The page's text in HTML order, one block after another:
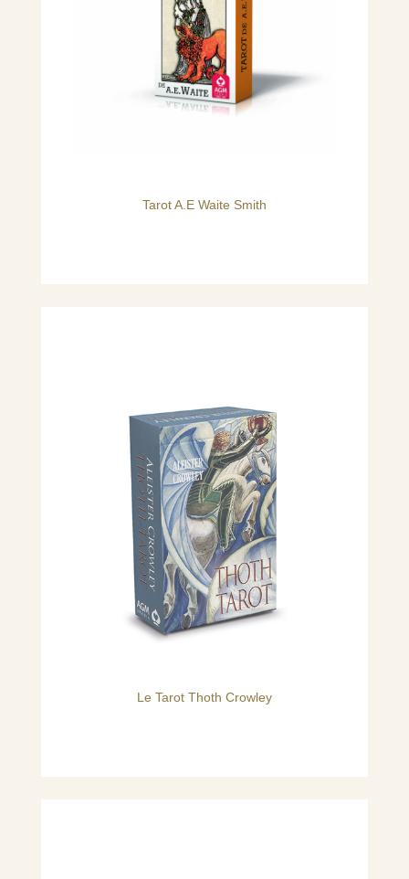
Tarot A.E Waite Smith
Le Tarot Thoth Crowley